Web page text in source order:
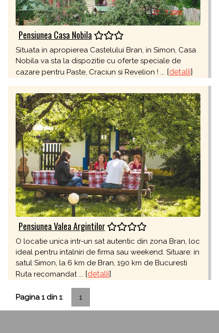
Pensiunea Casa Nobila
Situata in apropierea Castelului Bran, in Simon, Casa
Nobila va sta la dispozitie cu oferte speciale de
cazare pentru Paste, Craciun si Revelion ! ... [detalii]
Pensiunea Valea Argintilor
O locatie unica intr-un sat autentic din zona Bran, loc
ideal pentru intalniri de firma sau weekend. Situare: in
satul Simon, la 6 km de Bran, 190 km de Bucuresti
Ruta recomandat ... [detalii]
Pagina 1 din 1: 1